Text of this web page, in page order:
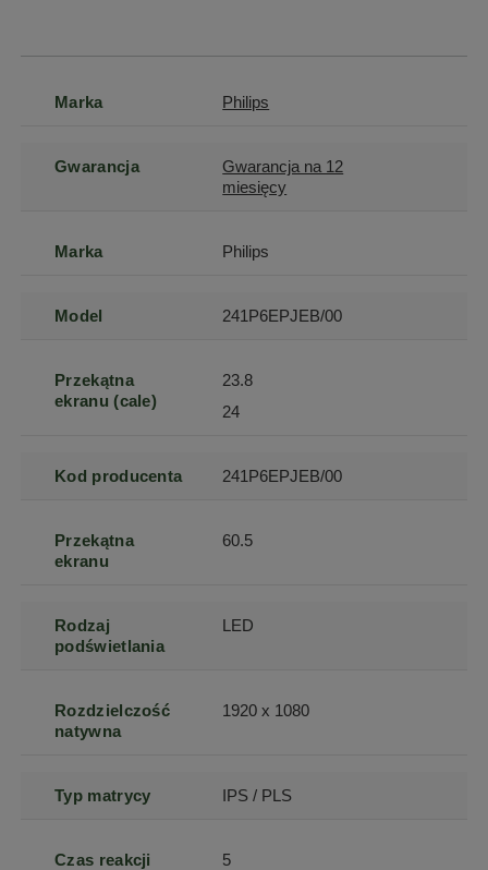
Marka Philips
Gwarancja
Gwarancja na 12
miesięcy
Marka Philips
Model 241P6EPJEB/00
Przekątna
ekranu (cale)
23.8
24
Kod producenta 241P6EPJEB/00
Przekątna
ekranu
60.5
Rodzaj
podświetlania
LED
Rozdzielczość
natywna
1920 x 1080
Typ matrycy IPS / PLS
Czas reakcji 5